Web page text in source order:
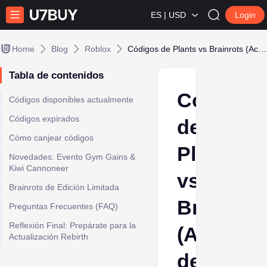
ES | USD Login
Home Blog Roblox
Tabla de contenidos
Códigos disponibles actualmente
Códigos expirados
Cómo canjear códigos
Novedades: Evento Gym Gains &
Kiwi Cannoneer
Brainrots de Edición Limitada
Preguntas Frecuentes (FAQ)
Reflexión Final: Prepárate para la
Actualización Rebirth
Códigos
de
Plants
vs
Brainrots
de